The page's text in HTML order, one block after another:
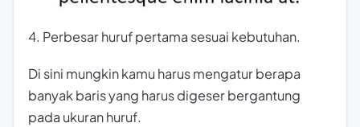
4. Perbesar huruf pertama sesuai kebutuhan.
Di sini mungkin kamu harus mengatur berapa
banyak baris yang harus digeser bergantung
pada ukuran huruf.